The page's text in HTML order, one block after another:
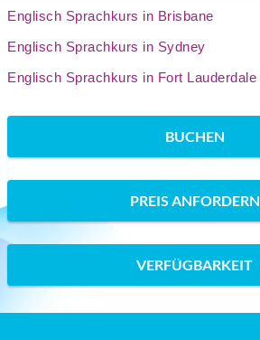
Englisch Sprachkurs in Brisbane
Englisch Sprachkurs in Sydney
Englisch Sprachkurs in Fort Lauderdale
BUCHEN
PREIS ANFORDERN
VERFÜGBARKEIT